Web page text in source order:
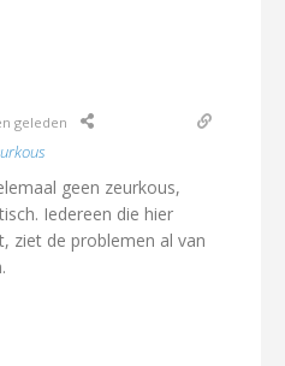
geleden
geen zeurkous,
Iedereen die hier
ziet de problemen al van